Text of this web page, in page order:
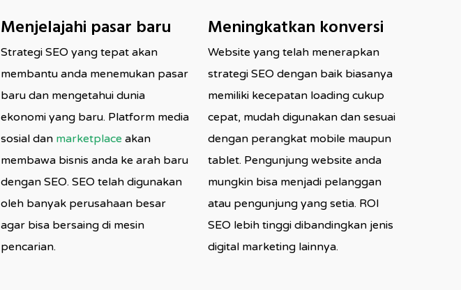
Menjelajahi pasar baru
Strategi SEO yang tepat akan
membantu anda menemukan pasar
baru dan mengetahui dunia
ekonomi yang baru. Platform media
sosial dan marketplace akan
membawa bisnis anda ke arah baru
dengan SEO. SEO telah digunakan
oleh banyak perusahaan besar
agar bisa bersaing di mesin
pencarian.
Meningkatkan konversi
Website yang telah menerapkan
strategi SEO dengan baik biasanya
memiliki kecepatan loading cukup
cepat, mudah digunakan dan sesuai
dengan perangkat mobile maupun
tablet. Pengunjung website anda
mungkin bisa menjadi pelanggan
atau pengunjung yang setia. ROI
SEO lebih tinggi dibandingkan jenis
digital marketing lainnya.